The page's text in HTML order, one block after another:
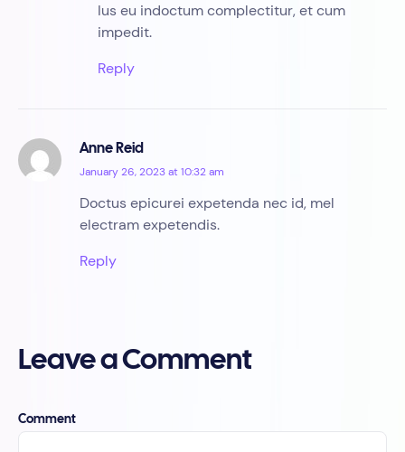
Ius eu indoctum complectitur, et cum
impedit.
Reply
Anne Reid
January 26, 2023 at 10:32 am
Doctus epicurei expetenda nec id, mel
electram expetendis.
Reply
Leave a Comment
Comment